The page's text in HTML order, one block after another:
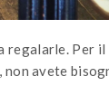
regalarle. Per
avete